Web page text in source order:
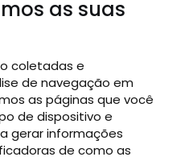
as suas
coletadas e
de navegação em
as páginas que você
de dispositivo e
gerar informações
de como as